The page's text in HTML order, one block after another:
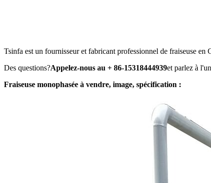
Tsinfa est un fournisseur et fabricant professionnel de fraiseuse en
Des questions?Appelez-nous au + 86-15318444939et parlez à
Fraiseuse monophasée à vendre, image, spécification :